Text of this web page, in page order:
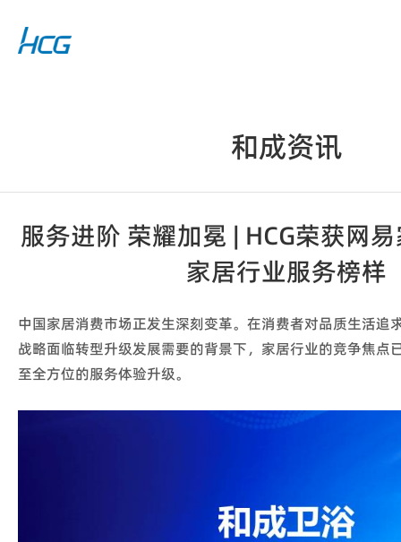
和成资讯
服务进阶 荣耀加冕 | HCG荣获网
家居行业服务榜样
中国家居消费市场正发生深刻变革。在消费者对品质生活追
战略面临转型升级发展需要的背景下，家居行业的竞争焦点
至全方位的服务体验升级。